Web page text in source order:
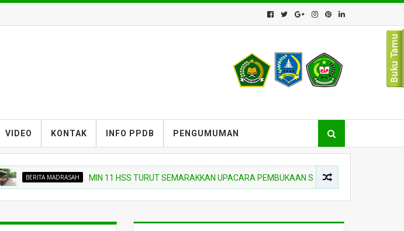
VIDEO KONTAK INFO PPDB PENGUMUMAN
BERITA MADRASAH MIN 11 HSS TURUT SEMARAKKAN UPACARA PEMBUKAAN SIAGA SCOUT COMPETITION DI